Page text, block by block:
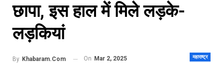
छापा, इस हाल में मिले लड़के-
लड़कियां
महाराष्ट्र
By Khabaram.Com On Mar 2, 2025